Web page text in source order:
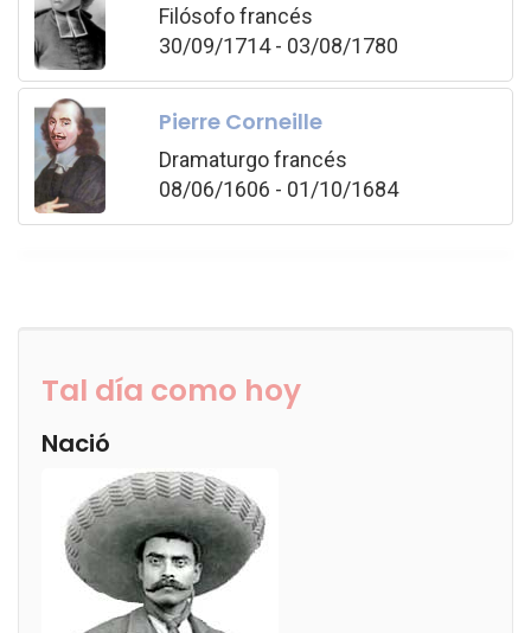
Filósofo francés
30/09/1714 - 03/08/1780
Pierre Corneille
Dramaturgo francés
08/06/1606 - 01/10/1684
Tal día como hoy
Nació